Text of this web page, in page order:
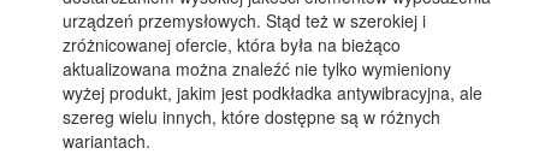
urządzeń przemysłowych. Stąd też w szerokiej i
zróżnicowanej ofercie, która była na bieżąco
aktualizowana można znaleźć nie tylko wymieniony
wyżej produkt, jakim jest podkładka antywibracyjna, ale
szereg wielu innych, które dostępne są w różnych
wariantach.